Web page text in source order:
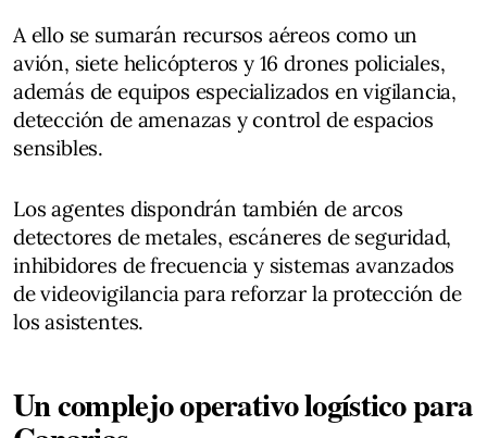
A ello se sumarán recursos aéreos como un
avión, siete helicópteros y 16 drones policiales,
además de equipos especializados en vigilancia,
detección de amenazas y control de espacios
sensibles.
Los agentes dispondrán también de arcos
detectores de metales, escáneres de seguridad,
inhibidores de frecuencia y sistemas avanzados
de videovigilancia para reforzar la protección de
los asistentes.
Un complejo operativo logístico para